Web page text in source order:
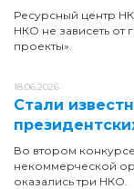
Ресурсный центр
НКО не зависеть от
проекты».
18.06.2026
Стали
Во втором конкурсе
некоммерческой
оказались три НКО.